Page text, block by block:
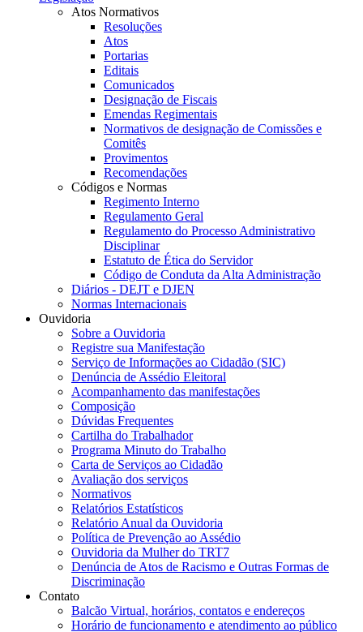
Atos Normativos
Resoluções
Atos
Portarias
Editais
Comunicados
Designação de Fiscais
Emendas Regimentais
Normativos de designação de Comissões e
Comitês
Provimentos
Recomendações
Códigos e Normas
Regimento Interno
Regulamento Geral
Regulamento do Processo Administrativo
Disciplinar
Estatuto de Ética do Servidor
Código de Conduta da Alta Administração
Diários - DEJT e DJEN
Normas Internacionais
Ouvidoria
Sobre a Ouvidoria
Registre sua Manifestação
Serviço de Informações ao Cidadão (SIC)
Denúncia de Assédio Eleitoral
Acompanhamento das manifestações
Composição
Dúvidas Frequentes
Cartilha do Trabalhador
Programa Minuto do Trabalho
Carta de Serviços ao Cidadão
Avaliação dos serviços
Normativos
Relatórios Estatísticos
Relatório Anual da Ouvidoria
Política de Prevenção ao Assédio
Ouvidoria da Mulher do TRT7
Denúncia de Atos de Racismo e Outras Formas de
Discriminação
Contato
Balcão Virtual, horários, contatos e endereços
Horário de funcionamento e atendimento ao público